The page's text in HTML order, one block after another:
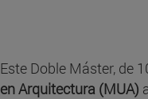
Este Doble Máster, de
en Arquitectura (MUA)